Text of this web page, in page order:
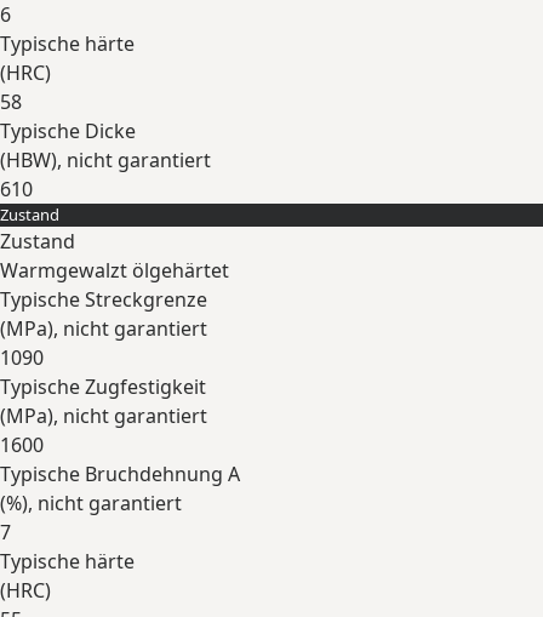
6
Typische härte
(HRC)
58
Typische Dicke
(HBW), nicht garantiert
610
Erweitern
Zustand
Zustand
Warmgewalzt ölgehärtet
Typische Streckgrenze
(MPa), nicht garantiert
1090
Typische Zugfestigkeit
(MPa), nicht garantiert
1600
Typische Bruchdehnung A
(%), nicht garantiert
7
Typische härte
(HRC)